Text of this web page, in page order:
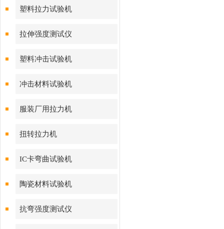
塑料拉力试验机
拉伸强度测试仪
塑料冲击试验机
冲击材料试验机
服装厂用拉力机
扭转拉力机
IC卡弯曲试验机
陶瓷材料试验机
抗弯强度测试仪